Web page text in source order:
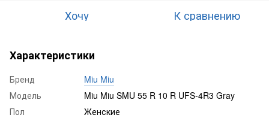
Хочу К сравнению
Характеристики
Бренд
Miu Miu
Модель
Miu Miu SMU 55 R 10 R UFS-4R3 Gray
Пол
Женские